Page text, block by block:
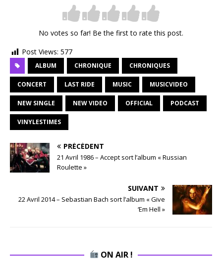
No votes so far! Be the first to rate this post.
Post Views: 577
ALBUM CHRONIQUE CHRONIQUES
CONCERT LAST RIDE MUSIC MUSICVIDEO
NEW SINGLE NEW VIDEO OFFICIAL PODCAST
VINYLESTIMES
PRÉCÉDENT
21 Avril 1986 – Accept sort l’album « Russian
Roulette »
SUIVANT
22 Avril 2014 – Sebastian Bach sort l’album « Give
‘Em Hell »
ON AIR !